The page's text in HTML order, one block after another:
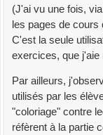
(J'ai vu une fois,
les pages de
C'est la seule
exercices, que j'aie
Par ailleurs,
utilisés par les
"coloriage" contre
réfèrent à la partie